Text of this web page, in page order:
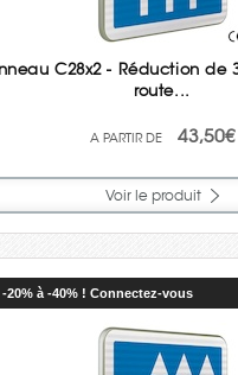
C28x2 - Réduction de
route...
43,50€
Voir le produit
-20% à -40% ! Connectez-vous